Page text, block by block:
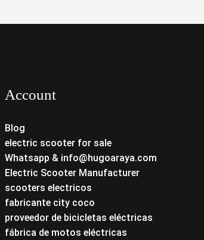
Account
Blog
electric scooter for sale
Whatsapp & info@hugoaraya.com
Electric Scooter Manufacturer
scooters electricos
fabricante city coco
proveedor de bicicletas eléctricas
fábrica de motos eléctricas